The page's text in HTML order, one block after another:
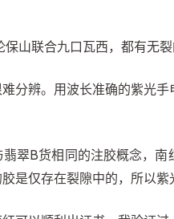
山联合九口瓦西，都有无裂
分辨。用波长准确的紫光
翠B货相同的注胶概念，南
是仅存在裂隙中的，所以紫